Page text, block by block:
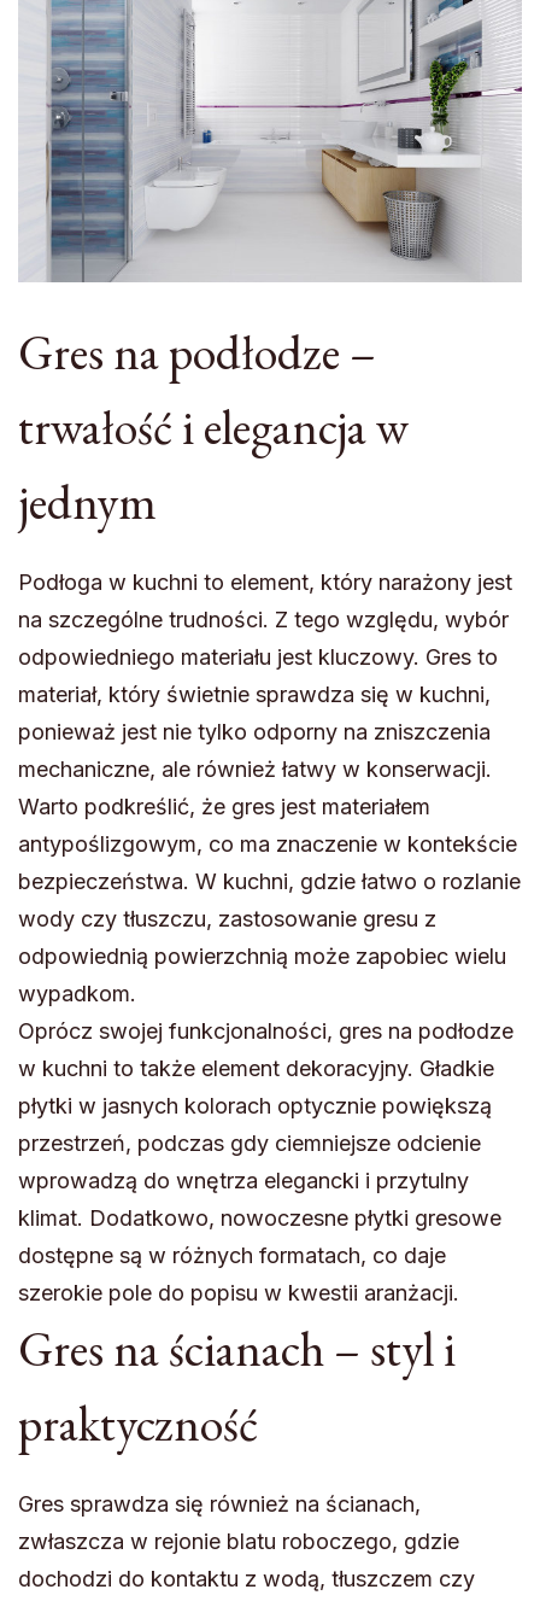
Gres na podłodze –
trwałość i elegancja w
jednym
Podłoga w kuchni to element, który narażony jest
na szczególne trudności. Z tego względu, wybór
odpowiedniego materiału jest kluczowy. Gres to
materiał, który świetnie sprawdza się w kuchni,
ponieważ jest nie tylko odporny na zniszczenia
mechaniczne, ale również łatwy w konserwacji.
Warto podkreślić, że gres jest materiałem
antypoślizgowym, co ma znaczenie w kontekście
bezpieczeństwa. W kuchni, gdzie łatwo o rozlanie
wody czy tłuszczu, zastosowanie gresu z
odpowiednią powierzchnią może zapobiec wielu
wypadkom.
Oprócz swojej funkcjonalności, gres na podłodze
w kuchni to także element dekoracyjny. Gładkie
płytki w jasnych kolorach optycznie powiększą
przestrzeń, podczas gdy ciemniejsze odcienie
wprowadzą do wnętrza elegancki i przytulny
klimat. Dodatkowo, nowoczesne płytki gresowe
dostępne są w różnych formatach, co daje
szerokie pole do popisu w kwestii aranżacji.
Gres na ścianach – styl i
praktyczność
Gres sprawdza się również na ścianach,
zwłaszcza w rejonie blatu roboczego, gdzie
dochodzi do kontaktu z wodą, tłuszczem czy